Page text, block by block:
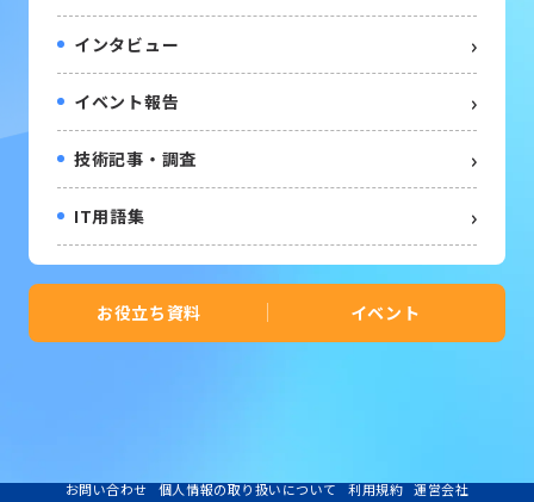
インタビュー
イベント報告
技術記事・調査
IT用語集
お役立ち資料 イベント
お問い合わせ 個人情報の取り扱いについて 利用規約 運営会社